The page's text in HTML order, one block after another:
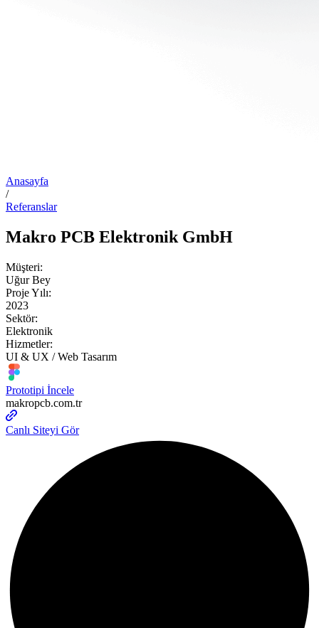
Anasayfa
/
Referanslar
Makro PCB Elektronik GmbH
Müşteri:
Uğur Bey
Proje Yılı:
2023
Sektör:
Elektronik
Hizmetler:
UI & UX / Web Tasarım
Prototipi İncele
makropcb.com.tr
Canlı Siteyi Gör